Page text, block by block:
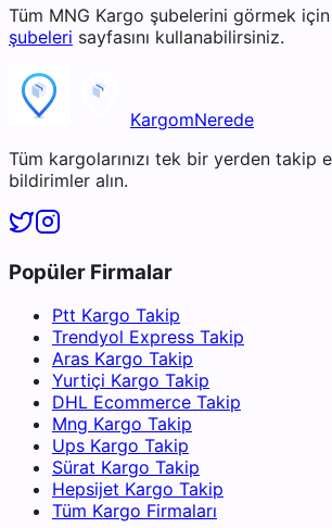
Tüm MNG Kargo şubelerini görmek için
şubeleri sayfasını kullanabilirsiniz.
KargomNerede
Tüm kargolarınızı tek bir yerden takip
bildirimler alın.
Popüler Firmalar
Ptt Kargo Takip
Trendyol Express Takip
Aras Kargo Takip
Yurtiçi Kargo Takip
DHL Ecommerce Takip
Mng Kargo Takip
Ups Kargo Takip
Sürat Kargo Takip
Hepsijet Kargo Takip
Tüm Kargo Firmaları